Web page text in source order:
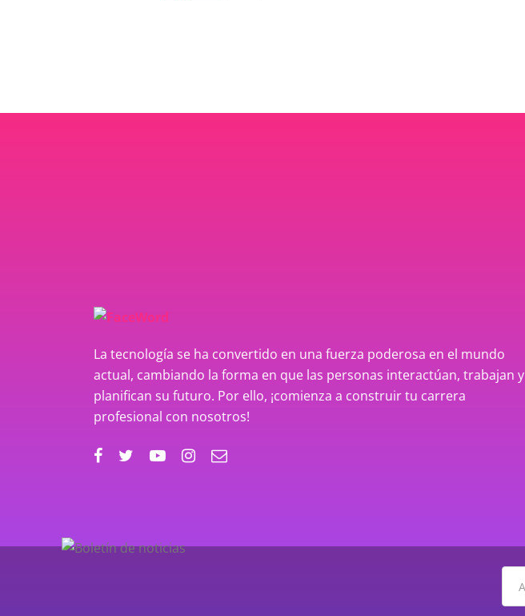
La tecnología se ha convertido en una fuerza poderosa en el mundo
actual, cambiando la forma en que las personas interactúan, trabajan y
planifican su futuro. Por ello, ¡comienza a construir tu carrera
profesional con nosotros!